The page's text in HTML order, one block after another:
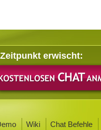
erwischt:
Wiki Chat Befehle